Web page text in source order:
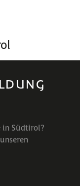
in Südtirol?